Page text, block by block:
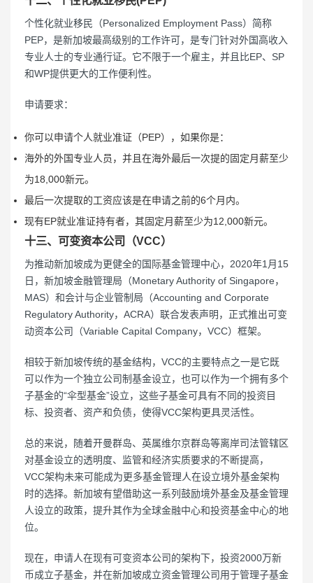
个性化就业移民（Personalized Employment Pass）简称
PEP，是新加坡最高级别的工作许可，是专门针对外国高收入
专业人士的专业通行证。它不限于一个雇主，并且比EP、SP
和WP提供更大的工作便利性。
申请要求：
你可以申请个人就业准证（PEP），如果你是：
海外的外国专业人员，并且在海外最后一次提的固定月薪至少
为18,000新元。
最后一次提取的工资应该是在申请之前的6个月内。
现有EP就业准证持有者，其固定月薪至少为12,000新元。
十三、可变资本公司（VCC）
为推动新加坡成为更健全的国际基金管理中心，2020年1月15
日，新加坡金融管理局（Monetary Authority of Singapore，
MAS）和会计与企业管制局（Accounting and Corporate
Regulatory Authority，ACRA）联合发表声明，正式推出可变
动资本公司（Variable Capital Company，VCC）框架。
相较于新加坡传统的基金结构，VCC的主要特点之一是它既
可以作为一个独立公司制基金设立，也可以作为一个拥有多个
子基金的“伞型基金”设立，这些子基金可具有不同的投资目
标、投资者、资产和负债，使得VCC架构更具灵活性。
总的来说，随着开曼群岛、英属维尔京群岛等离岸司法管辖区
对基金设立的透明度、监管和经济实质要求的不断提高，
VCC架构未来可能成为更多基金管理人在设立境外基金架构
时的选择。新加坡有望借助这一系列鼓励境外基金及基金管理
人设立的政策，提升其作为全球金融中心和投资基金中心的地
位。
现在，申请人在现有可变资本公司的架构下，投资2000万新
币成立子基金，并在新加坡成立资金管理公司用于管理子基金